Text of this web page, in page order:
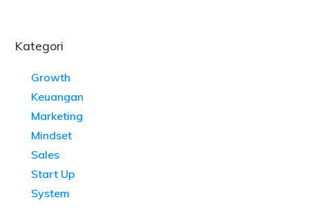
Kategori
Growth
Keuangan
Marketing
Mindset
Sales
Start Up
System